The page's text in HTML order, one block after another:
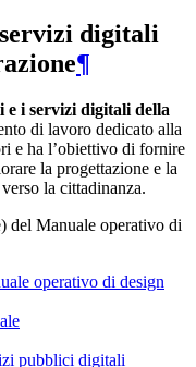
digitali
¶
e i servizi digitali della
di lavoro dedicato alla
e ha l’obiettivo di fornire
la progettazione e la
la cittadinanza.
del Manuale operativo di
operativo di design
pubblici digitali